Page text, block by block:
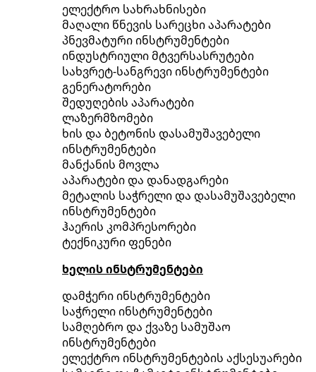
ელექტრო სახრახნისები
მაღალი წნევის სარეცხი აპარატები
პნევმატური ინსტრუმენტები
ინდუსტრიული მტვერსასრუტები
სახვრეტ-სანგრევი ინსტრუმენტები
გენერატორები
შედუღების აპარატები
ლაზერმზომები
ხის და ბეტონის დასამუშავებელი
ინსტრუმენტები
მანქანის მოვლა
აპარატები და დანადგარები
მეტალის საჭრელი და დასამუშავებელი
ინსტრუმენტები
ჰაერის კომპრესორები
ტექნიკური ფენები
ხელის ინსტრუმენტები
დამჭერი ინსტრუმენტები
საჭრელი ინსტრუმენტები
სამღებრო და ქვაზე სამუშაო
ინსტრუმენტები
ელექტრო ინსტრუმენტების აქსესუარები